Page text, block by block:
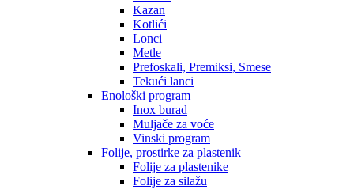
Kazan
Kotlići
Lonci
Metle
Prefoskali, Premiksi, Smese
Tekući lanci
Enološki program
Inox burad
Muljače za voće
Vinski program
Folije, prostirke za plastenik
Folije za plastenike
Folije za silažu